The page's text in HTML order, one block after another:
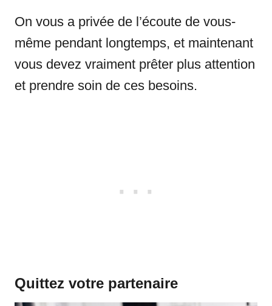
On vous a privée de l’écoute de vous-
même pendant longtemps, et maintenant
vous devez vraiment prêter plus attention
et prendre soin de ces besoins.
Quittez votre partenaire